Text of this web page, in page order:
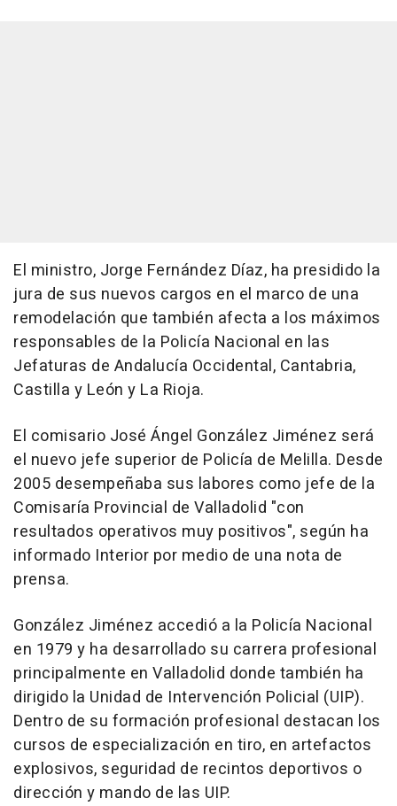
El ministro, Jorge Fernández Díaz, ha presidido la
jura de sus nuevos cargos en el marco de una
remodelación que también afecta a los máximos
responsables de la Policía Nacional en las
Jefaturas de Andalucía Occidental, Cantabria,
Castilla y León y La Rioja.
El comisario José Ángel González Jiménez será
el nuevo jefe superior de Policía de Melilla. Desde
2005 desempeñaba sus labores como jefe de la
Comisaría Provincial de Valladolid "con
resultados operativos muy positivos", según ha
informado Interior por medio de una nota de
prensa.
González Jiménez accedió a la Policía Nacional
en 1979 y ha desarrollado su carrera profesional
principalmente en Valladolid donde también ha
dirigido la Unidad de Intervención Policial (UIP).
Dentro de su formación profesional destacan los
cursos de especialización en tiro, en artefactos
explosivos, seguridad de recintos deportivos o
dirección y mando de las UIP.